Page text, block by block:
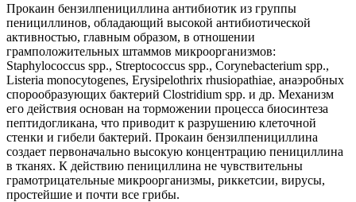
Прокаин бензилпенициллина антибиотик из группы
пенициллинов, обладающий высокой антибиотической
активностью, главным образом, в отношении
грамположительных штаммов микроорганизмов:
Staphylococcus spp., Streptococcus spp., Corynebacterium spp.,
Listeria monocytogenes, Erysipelothrix rhusiopathiae, анаэробных
спорообразующих бактерий Clostridium spp. и др. Механизм
его действия основан на торможении процесса биосинтеза
пептидогликана, что приводит к разрушению клеточной
стенки и гибели бактерий. Прокаин бензилпенициллина
создает первоначально высокую концентрацию пенициллина
в тканях. К действию пенициллина нe чувствительны
грамотрицательные микроорганизмы, риккетсии, вирусы,
простейшие и почти все грибы.